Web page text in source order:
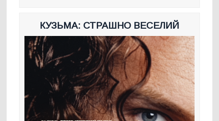
КУЗЬМА: СТРАШНО ВЕСЕЛИЙ